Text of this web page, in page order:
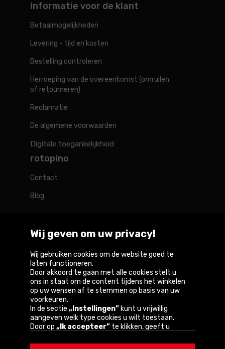
Informatie voor de klant
Betaalmogelijkheden
Levering - tijd en kosten
Bestelling controleren
Herroeping van de overeenkomst (omruilen
of retourneren)
Reclamatie
De algemene voorwaarden
Digitale toegankelijkheid
rotopino
Contact
Blog
Rotopino in de wereld
Belgique Deutschland France Nederland Österreich
Copyright © 2026
Wij geven om uw privacy!
Wij gebruiken cookies om de website goed te
laten functioneren.
Door akkoord te gaan met alle cookies stelt u
ons in staat om de content tijdens het winkelen
op uw wensen af te stemmen op basis van uw
voorkeuren.
In de sectie „Instellingen” kunt u vrijwillig
aangeven welk type cookies u wilt toestaan.
Door op „Ik accepteer” te klikken, geeft u
volgens de instellingen van uw browser.